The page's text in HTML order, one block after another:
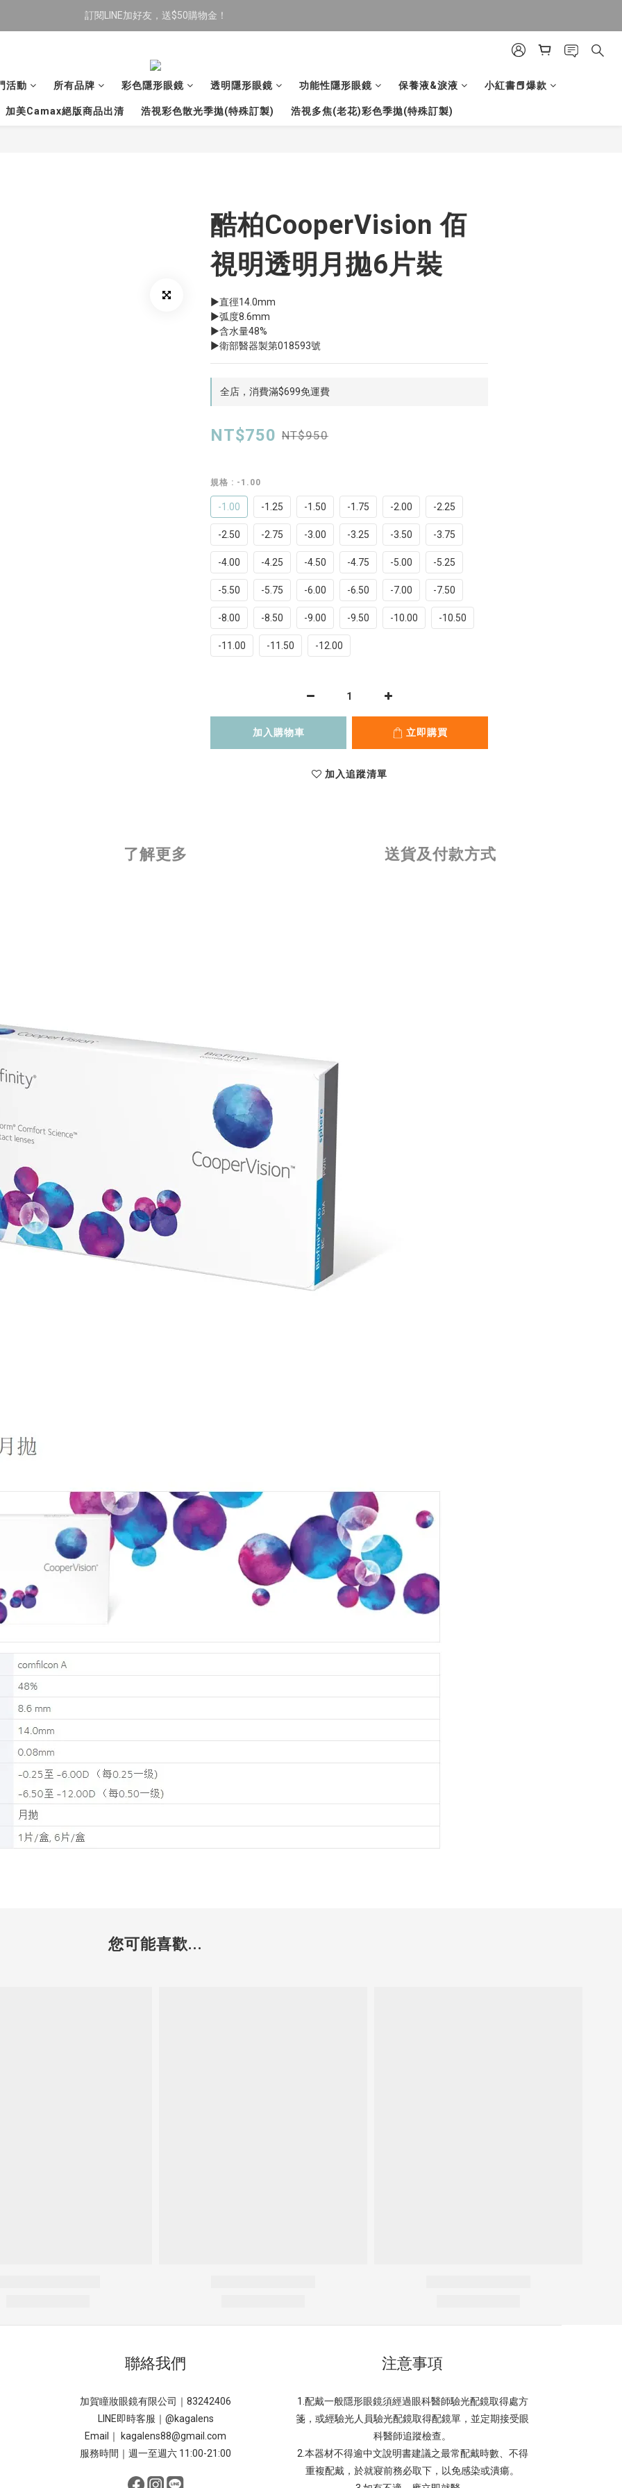
限時全館滿$699免運
訂閱LINE加好友，送$50購物金！
活動 所有品牌 彩色隱形眼鏡 透明隱形眼鏡 功能性隱形眼鏡 保養液&淚液 小紅書📕爆款
加美Camax絕版商品出清 浩視彩色散光季拋(特殊訂製) 浩視多焦(老花)彩色季拋(特殊訂製)
酷柏CooperVision 佰
視明透明月拋6片裝
▶直徑14.0mm
▶弧度8.6mm
▶含水量48%
▶衛部醫器製第018593號
全店，消費滿$699免運費
NT$750 NT$950
規格 : -1.00
-1.00 -1.25 -1.50 -1.75 -2.00 -2.25
-2.50 -2.75 -3.00 -3.25 -3.50 -3.75
-4.00 -4.25 -4.50 -4.75 -5.00 -5.25
-5.50 -5.75 -6.00 -6.50 -7.00 -7.50
-8.00 -8.50 -9.00 -9.50 -10.00 -10.50
-11.00 -11.50 -12.00
加入購物車 立即購買
加入追蹤清單
了解更多 送貨及付款方式
您可能喜歡...
聯絡我們
加賀瞳妝眼鏡有限公司｜83242406
LINE即時客服｜ @kagalens
Email｜ kagalens88@gmail.com
服務時間｜週一至週六 11:00-21:00
注意事項
1.配戴一般隱形眼鏡須經過眼科醫師驗光配鏡取得處方
箋，或經驗光人員驗光配鏡取得配鏡單，並定期接受眼
科醫師追蹤檢查。
2.本器材不得逾中文說明書建議之最常配戴時數、不得
重複配戴，於就寢前務必取下，以免感染或潰瘍。